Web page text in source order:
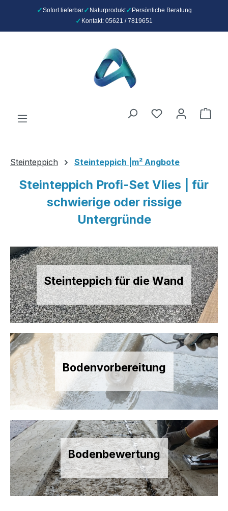
Sofort lieferbar Naturprodukt
Persönliche Beratung
Kontakt: 05621 / 7819651
Du hast 0
Steinteppich Steinteppich |m² Angbote
Steinteppich Profi-Set Vlies | für
schwierige oder rissige
Untergründe
Steinteppich für die Wand
Bodenvorbereitung
Bodenbewertung